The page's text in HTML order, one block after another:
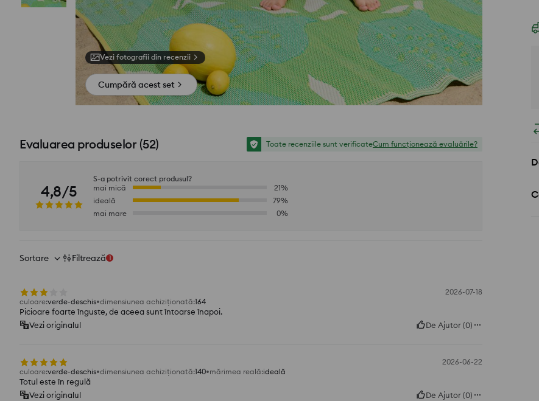
Vezi fotografii din recenzii
Cumpără acest set
Evaluarea produselor(52) Toate recenziile sunt verificateCum funcționează evaluările?
4,8/5
S-a potrivit corect produsul?
mai mică
21%
ideală
79%
mai mare
0%
Sortare Filtrează 1
2026-07-18
culoare:verde-deschis dimensiunea achiziționată:164
Picioare foarte înguste, de aceea sunt întoarse înapoi.
Vezi originalul
De Ajutor(0)
2026-06-22
culoare:verde-deschis dimensiunea achiziționată:140 mărimea reală:ideală
Totul este în regulă
Vezi originalul
De Ajutor(0)